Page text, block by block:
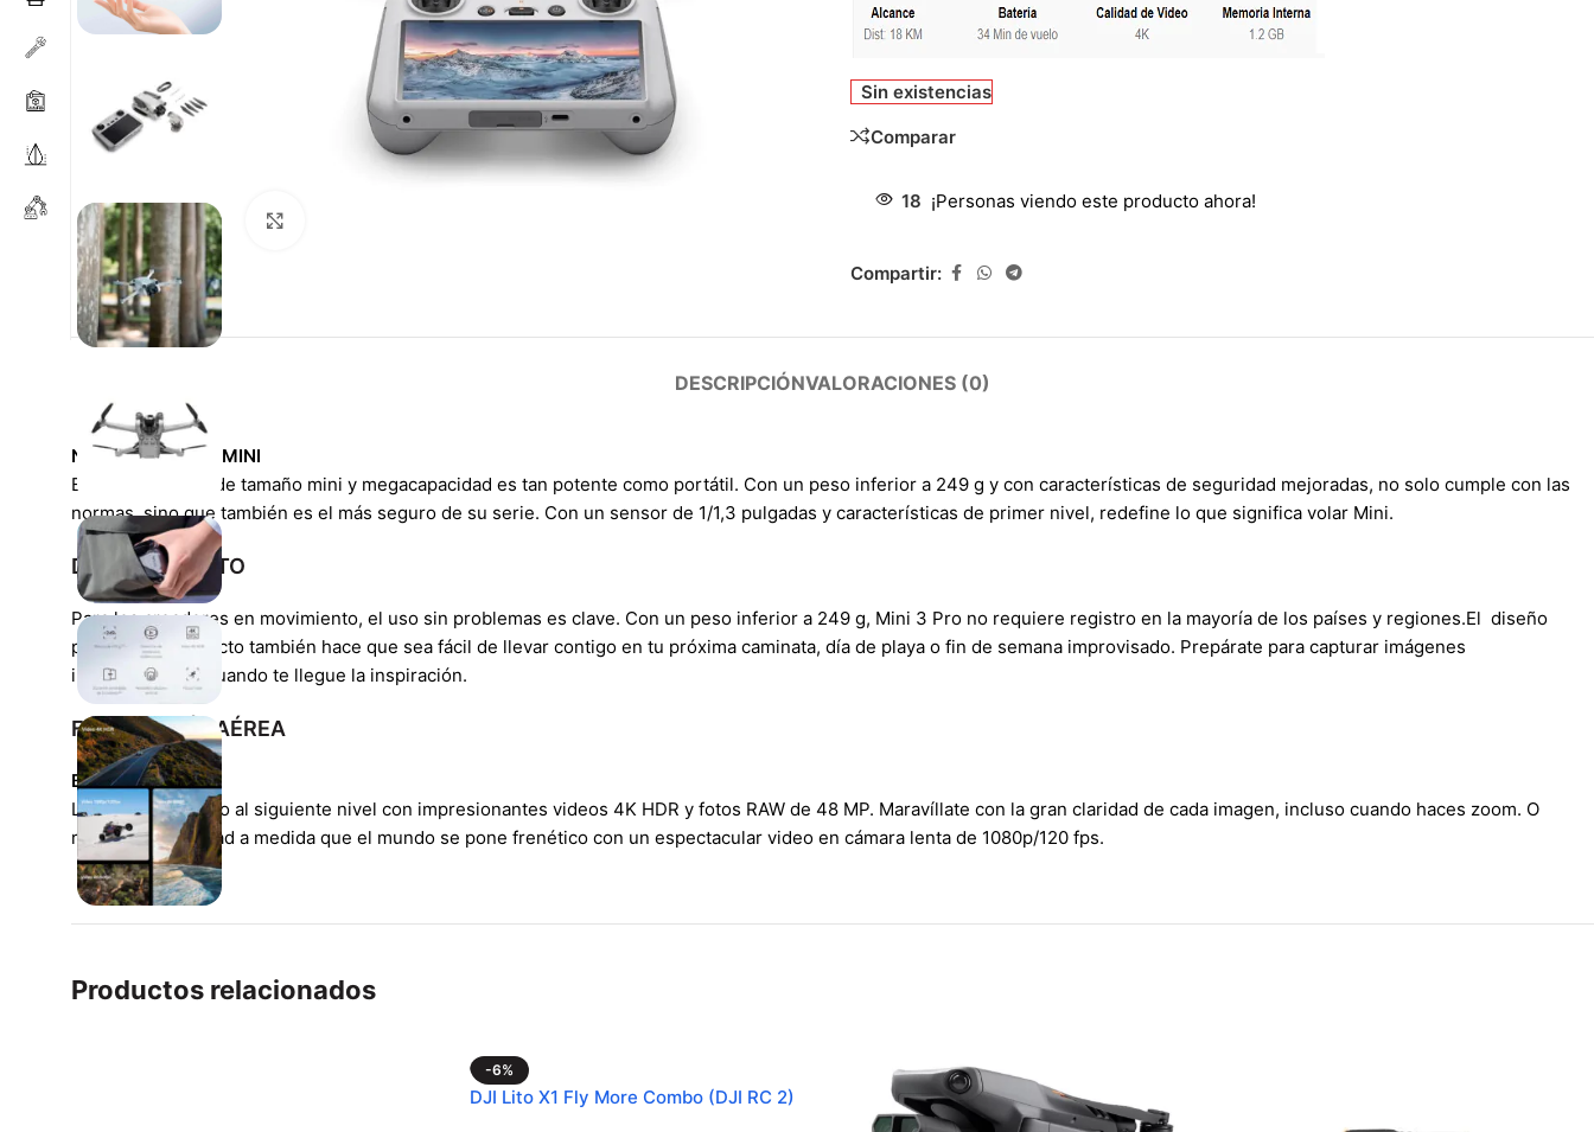
Sin existencias
Comparar
18 ¡Personas viendo este producto ahora!
Compartir:
DESCRIPCIÓNVALORACIONES (0)
NOTABLEMENTE MINI
El DJI Mini 3 Pro de tamaño mini y megacapacidad es tan potente como portátil. Con un peso inferior a 249 g y con características de seguridad mejoradas, no solo cumple con las
normas, sino que también es el más seguro de su serie. Con un sensor de 1/1,3 pulgadas y características de primer nivel, redefine lo que significa volar Mini.
DOBLAR Y LISTO
Para los creadores en movimiento, el uso sin problemas es clave. Con un peso inferior a 249 g, Mini 3 Pro no requiere registro en la mayoría de los países y regiones.El diseño
plegable y compacto también hace que sea fácil de llevar contigo en tu próxima caminata, día de playa o fin de semana improvisado. Prepárate para capturar imágenes
impresionantes cuando te llegue la inspiración.
FOTOGRAFÍA AÉREA
Bien hecho
Lleve su contenido al siguiente nivel con impresionantes videos 4K HDR y fotos RAW de 48 MP. Maravíllate con la gran claridad de cada imagen, incluso cuando haces zoom. O
reduce la velocidad a medida que el mundo se pone frenético con un espectacular video en cámara lenta de 1080p/120 fps.
Productos relacionados
-6%
DJI Lito X1 Fly More Combo (DJI RC 2)